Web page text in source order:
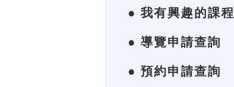
● 我有興趣的課程
● 導覽申請查詢
● 預約申請查詢